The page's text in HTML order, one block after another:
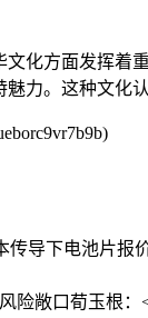
文化方面发挥
力。这种文化
传导下电池片
险敞口荀玉根：